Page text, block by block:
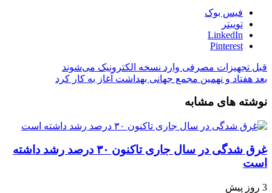
فیس بوک
توییتر
LinkedIn
Pinterest
قبل تجهیزات مصرفی وارد نسخه الکترونیک می‌شوند
بعد هفتاد و نهمین مجمع جهانی بهداشت آغاز به کار کرد
نوشته های مشابه
غرق شدگی در سال جاری تاکنون ۳۰ درصد رشد داشته
است
3 روز پیش